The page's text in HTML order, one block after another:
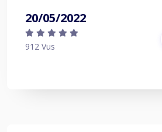
20/05/2022
912 Vus